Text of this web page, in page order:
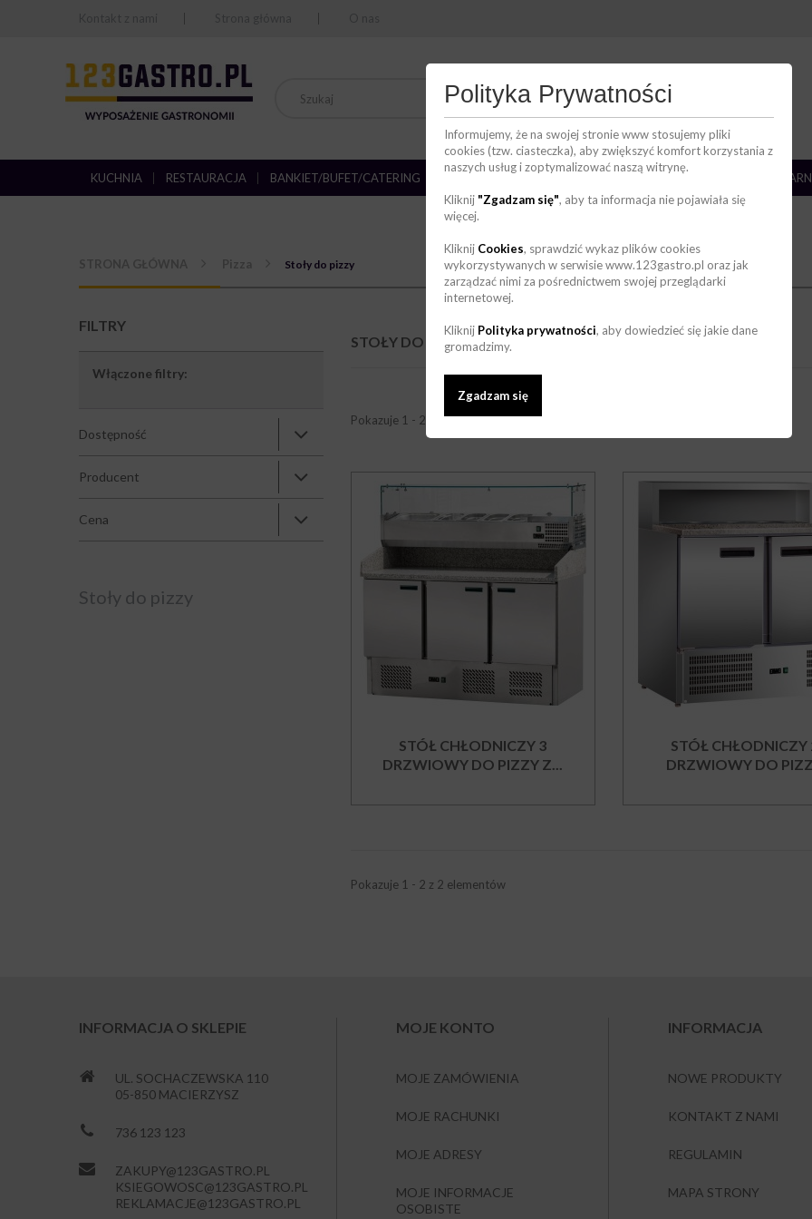
Polityka Prywatności
Informujemy, że na swojej stronie www stosujemy pliki
cookies (tzw. ciasteczka), aby zwiększyć komfort korzystania z
naszych usług i zoptymalizować naszą witrynę.
Kliknij "Zgadzam się", aby ta informacja nie pojawiała się
więcej.
Kliknij Cookies, sprawdzić wykaz plików cookies
wykorzystywanych w serwisie www.123gastro.pl oraz jak
zarządzać nimi za pośrednictwem swojej przeglądarki
internetowej.
Kliknij Polityka prywatności, aby dowiedzieć się jakie dane
gromadzimy.
Zgadzam się
736 123 123
zakupy@123gastro.pl
KUCHNIA RESTAURACJA BANKIET/BUFET/CATERING ZMYWALNIA CHŁODNICTWO CUKIERNIA/
Stoły do pizzy
FILTRY
Włączone filtry:
Dostępność
Producent
Cena
Stoły do pizzy
STOŁY DO PIZZY(2)
Pokazuje 1 - 2 z 2 elementów
STÓŁ CHŁODNICZY 3
DRZWIOWY DO PIZZY Z...
STÓŁ CHŁODNICZY
DRZWIOWY DO
Pokazuje 1 - 2 z 2 elementów
INFORMACJA O SKLEPIE
UL. SOCHACZEWSKA 110
05-850 MACIERZYSZ
736 123 123
ZAKUPY@123GASTRO.PL
KSIEGOWOSC@123GASTRO.PL
REKLAMACJE@123GASTRO.PL
MOJE KONTO
MOJE ZAMÓWIENIA
MOJE RACHUNKI
MOJE ADRESY
MOJE INFORMACJE
OSOBISTE
INFORMACJA
NOWE PRODUKTY
KONTAKT Z NAMI
REGULAMIN
MAPA STRONY